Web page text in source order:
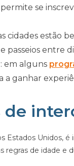
se
cidades estão
passeios entre
: em alguns
a ganhar
Estados Unidos,
regras de idade e